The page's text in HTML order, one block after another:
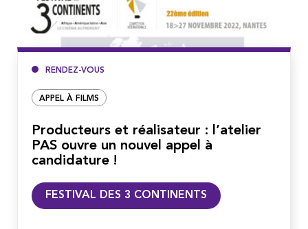
RENDEZ-VOUS
APPEL À FILMS
Producteurs et réalisateur : l’atelier
PAS ouvre un nouvel appel à
candidature !
FESTIVAL DES 3 CONTINENTS